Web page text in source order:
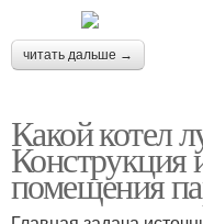
читать дальше →
Какой котел
Конструкция
помещения